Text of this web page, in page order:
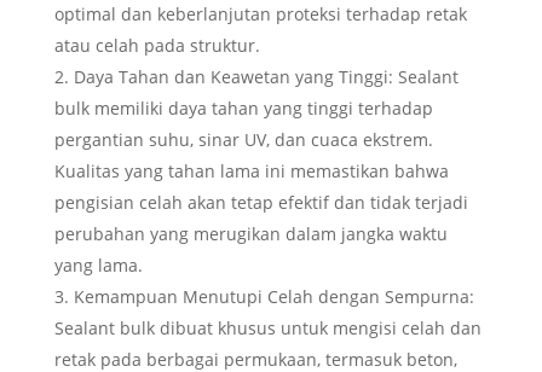
optimal dan keberlanjutan proteksi terhadap retak
atau celah pada struktur.
Daya Tahan dan Keawetan yang Tinggi: Sealant
bulk memiliki daya tahan yang tinggi terhadap
pergantian suhu, sinar UV, dan cuaca ekstrem.
Kualitas yang tahan lama ini memastikan bahwa
pengisian celah akan tetap efektif dan tidak terjadi
perubahan yang merugikan dalam jangka waktu
yang lama.
Kemampuan Menutupi Celah dengan Sempurna:
Sealant bulk dibuat khusus untuk mengisi celah dan
retak pada berbagai permukaan, termasuk beton,